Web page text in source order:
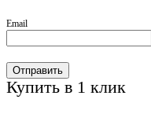
Email
Отправить
Купить в 1 клик